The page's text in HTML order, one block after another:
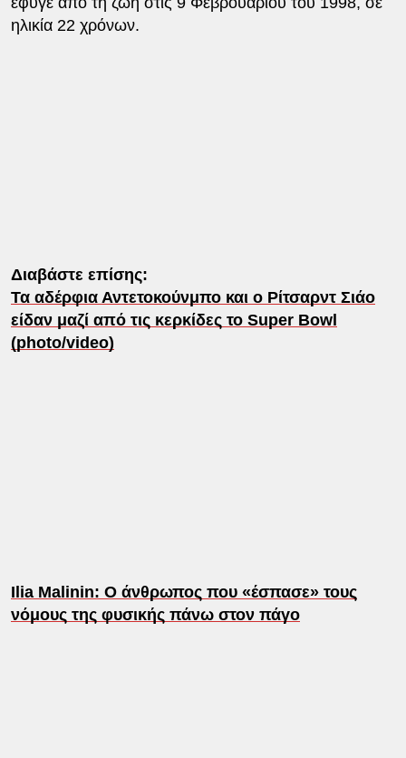
ηλικία 22 χρόνων.
Διαβάστε επίσης:
Τα αδέρφια Αντετοκούνμπο και ο Ρίτσαρντ Σιάο
είδαν μαζί από τις κερκίδες το Super Bowl
(photo/video)
Ilia Malinin: Ο άνθρωπος που «έσπασε» τους
νόμους της φυσικής πάνω στον πάγο